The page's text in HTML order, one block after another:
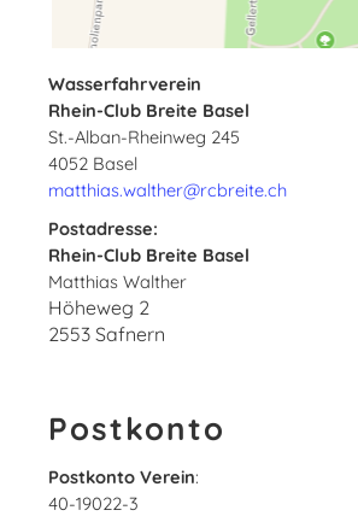
Wasserfahrverein
Rhein-Club Breite Basel
St.-Alban-Rheinweg 245
4052 Basel
matthias.walther@rcbreite.ch
Postadresse:
Rhein-Club Breite Basel
Matthias Walther
Höheweg 2
2553 Safnern
Postkonto
Postkonto Verein:
40-19022-3